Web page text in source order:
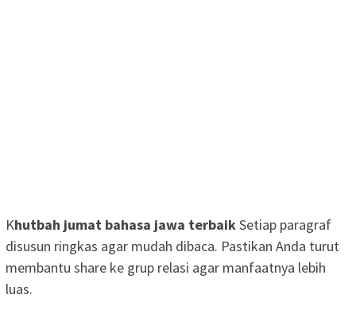
Khutbah jumat bahasa jawa terbaikSetiap paragraf
disusun ringkas agar mudah dibaca. Pastikan Anda turut
membantu share ke grup relasi agar manfaatnya lebih
luas.